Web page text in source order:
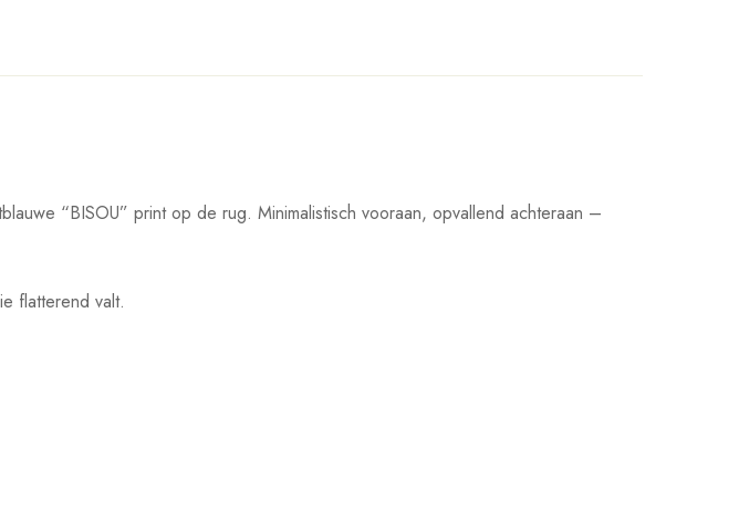
“BISOU” print op de rug. Minimalistisch vooraan, opvallend achteraan –
flatterend valt.